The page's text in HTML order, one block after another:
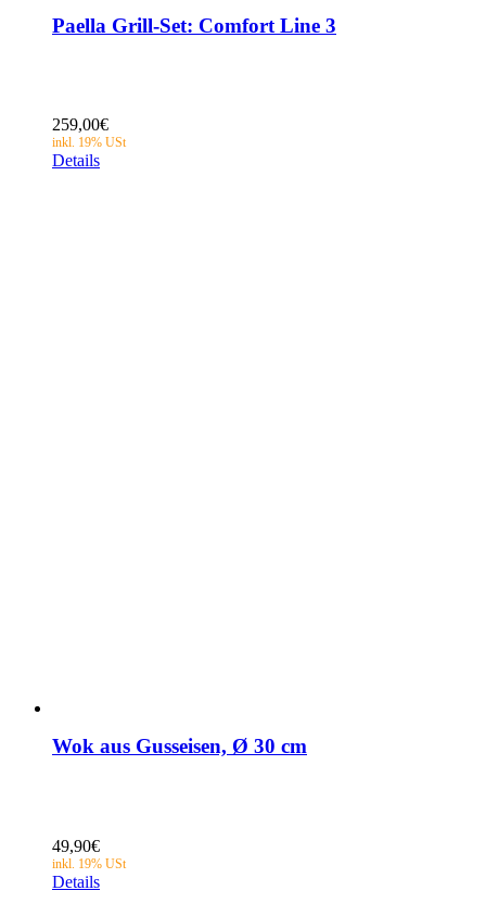
Paella Grill-Set: Comfort Line 3
259,00€
Details
Wok aus Gusseisen, Ø 30 cm
49,90€
Details